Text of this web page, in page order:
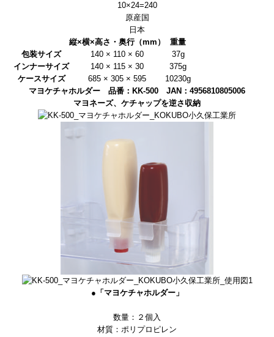
10×24=240
原産国
日本
縦×横×高さ・奥行（mm）
重量
包装サイズ
140 × 110 × 60
37g
インナーサイズ
140 × 115 × 30
375g
ケースサイズ
685 × 305 × 595
10230g
マヨケチャホルダー 品番：KK-500 JAN：4956810805006
マヨネーズ、ケチャップを逆さ収納
●「マヨケチャホルダー」
数量：２個入
材質：ポリプロピレン